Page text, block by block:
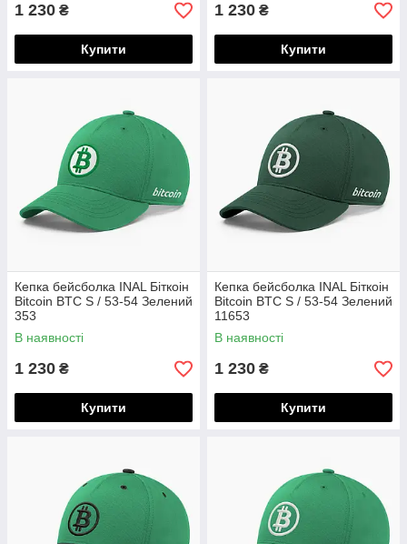
1 230 ₴
Купити
1 230 ₴
Купити
Кепка бейсболка INAL Біткоін
Bitcoin BTC S / 53-54 Зелений
353
В наявності
1 230 ₴
Купити
Кепка бейсболка INAL Біткоін
Bitcoin BTC S / 53-54 Зелений
11653
В наявності
1 230 ₴
Купити